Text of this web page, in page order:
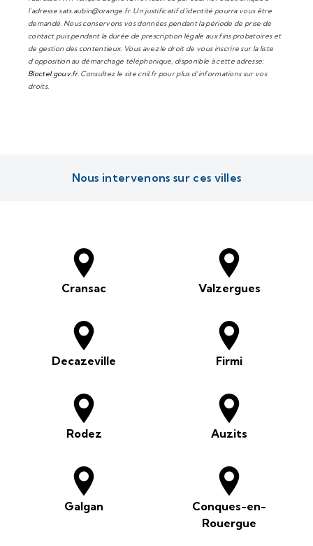
l'adresse sats.aubin@orange.fr. Un justificatif d'identité pourra vous être
demandé. Nous conservons vos données pendant la période de prise de
contact puis pendant la durée de prescription légale aux fins probatoires et
de gestion des contentieux. Vous avez le droit de vous inscrire sur la liste
d'opposition au démarchage téléphonique, disponible à cette adresse:
Bloctel.gouv.fr. Consultez le site cnil.fr pour plus d’informations sur vos
droits.
Nous intervenons sur ces villes
Cransac Valzergues
Decazeville Firmi
Rodez Auzits
Galgan
Conques-en-
Rouergue